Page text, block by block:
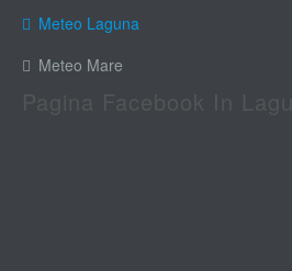
Meteo Laguna
Meteo Mare